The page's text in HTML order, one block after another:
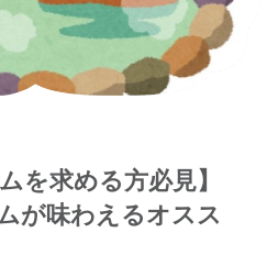
を求める方必見】
が味わえるオスス